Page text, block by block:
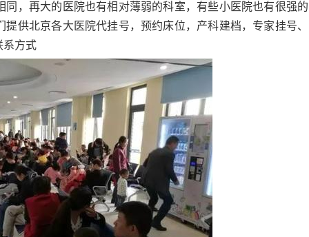
，再大的医院也有相对薄弱的科室，有些小医院也有很强的
供北京各大医院代挂号，预约床位，产科建档，专家挂号、
系方式